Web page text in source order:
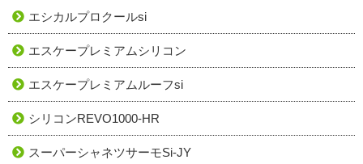
エシカルプロクールsi
エスケープレミアムシリコン
エスケープレミアムルーフsi
シリコンREVO1000-HR
スーパーシャネツサーモSi-JY